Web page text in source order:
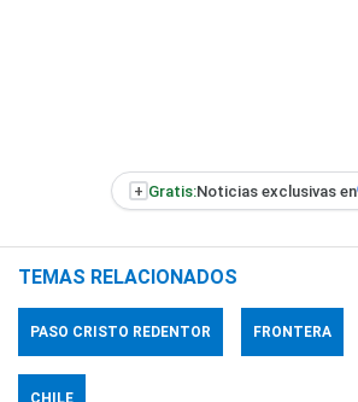
+ Gratis:Noticias exclusivas en
TEMAS RELACIONADOS
PASO CRISTO REDENTOR FRONTERA
CHILE